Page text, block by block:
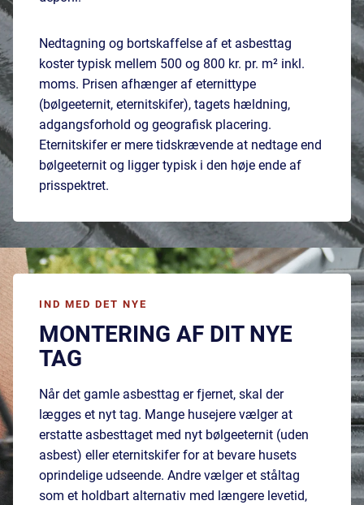
Nedtagning og bortskaffelse af et asbesttag
koster typisk mellem 500 og 800 kr. pr. m² inkl.
moms. Prisen afhænger af eternittype
(bølgeeternit, eternitskifer), tagets hældning,
adgangsforhold og geografisk placering.
Eternitskifer er mere tidskrævende at nedtage end
bølgeeternit og ligger typisk i den høje ende af
prisspektret.
IND MED DET NYE
MONTERING AF DIT NYE
TAG
Når det gamle asbesttag er fjernet, skal der
lægges et nyt tag. Mange husejere vælger at
erstatte asbesttaget med nyt bølgeeternit (uden
asbest) eller eternitskifer for at bevare husets
oprindelige udseende. Andre vælger et ståltag
som et holdbart alternativ med længere levetid,